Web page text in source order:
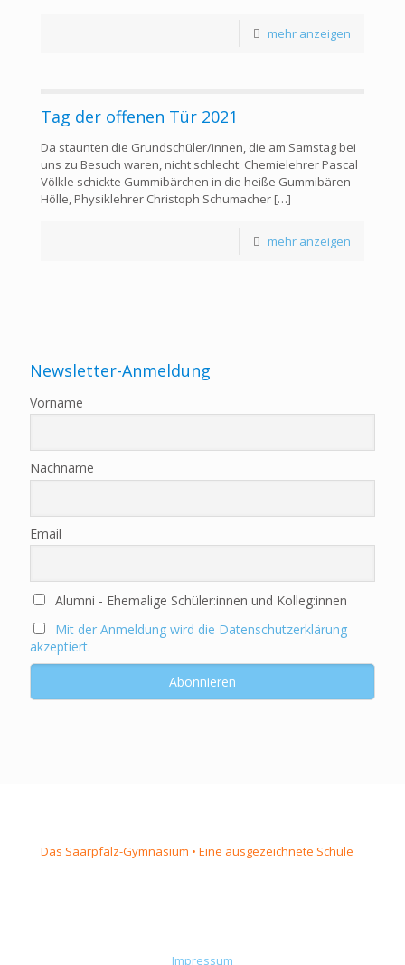
mehr anzeigen
Tag der offenen Tür 2021
Da staunten die Grundschüler/innen, die am Samstag bei
uns zu Besuch waren, nicht schlecht: Chemielehrer Pascal
Völkle schickte Gummibärchen in die heiße Gummibären-
Hölle, Physiklehrer Christoph Schumacher […]
mehr anzeigen
Newsletter-Anmeldung
Vorname
Nachname
Email
Alumni - Ehemalige Schüler:innen und Kolleg:innen
Mit der Anmeldung wird die Datenschutzerklärung
akzeptiert.
Das Saarpfalz-Gymnasium • Eine ausgezeichnete Schule
Impressum